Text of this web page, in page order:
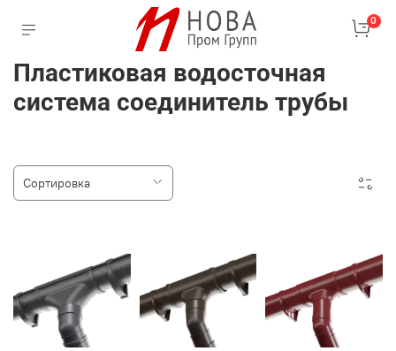
0
Пластиковая водосточная
система соединитель трубы